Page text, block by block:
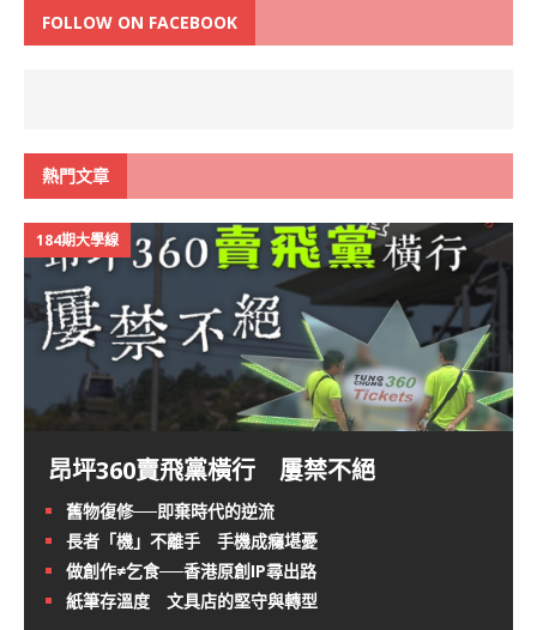
FOLLOW ON FACEBOOK
熱門文章
184期大學線
昂坪360賣飛黨橫行 屢禁不絕
舊物復修──即棄時代的逆流
長者「機」不離手 手機成癮堪憂
做創作≠乞食──香港原創IP尋出路
紙筆存溫度 文具店的堅守與轉型